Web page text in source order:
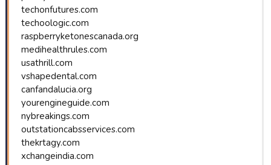
techonfutures.com
techoologic.com
raspberryketonescanada.org
medihealthrules.com
usathrill.com
vshapedental.com
canfandalucia.org
yourengineguide.com
nybreakings.com
outstationcabsservices.com
thekrtagy.com
xchangeindia.com